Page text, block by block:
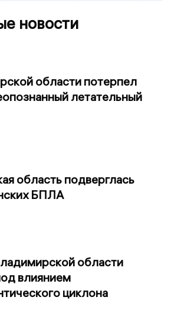
новости
области потерпел
летательный
область подверглась
БПЛА
области
влиянием
циклона